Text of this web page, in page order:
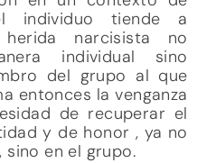
individuo tiende a
narcisista no
individual sino
del grupo al que
entonces la venganza
de recuperar el
y de honor , ya no
sino en el grupo.